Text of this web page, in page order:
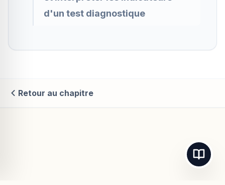
d'un test diagnostique
Retour au chapitre